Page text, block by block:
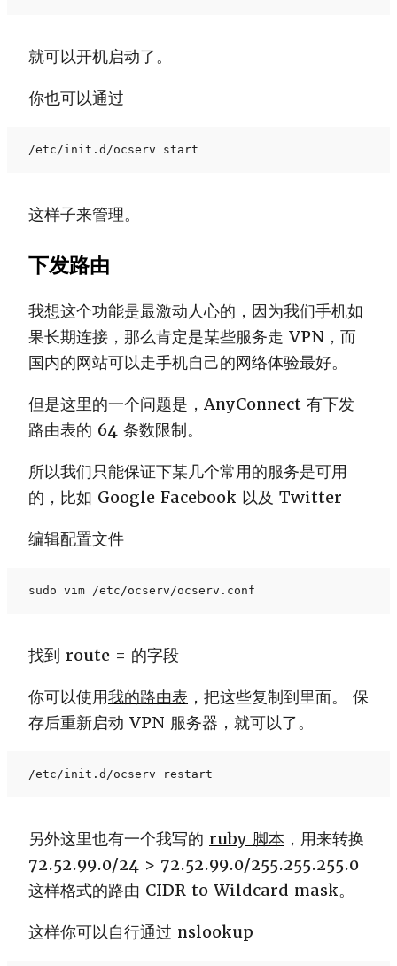
就可以开机启动了。
你也可以通过
/etc/init.d/ocserv start
这样子来管理。
下发路由
我想这个功能是最激动人心的，因为我们手机如
果长期连接，那么肯定是某些服务走 VPN，而
国内的网站可以走手机自己的网络体验最好。
但是这里的一个问题是，AnyConnect 有下发
路由表的 64 条数限制。
所以我们只能保证下某几个常用的服务是可用
的，比如 Google Facebook 以及 Twitter
编辑配置文件
sudo vim /etc/ocserv/ocserv.conf
找到 route = 的字段
你可以使用我的路由表 ，把这些复制到里面。 保
存后重新启动 VPN 服务器，就可以了。
/etc/init.d/ocserv restart
另外这里也有一个我写的 ruby 脚本 ，用来转换
72.52.99.0/24 > 72.52.99.0/255.255.255.0
这样格式的路由 CIDR to Wildcard mask。
这样你可以自行通过 nslookup